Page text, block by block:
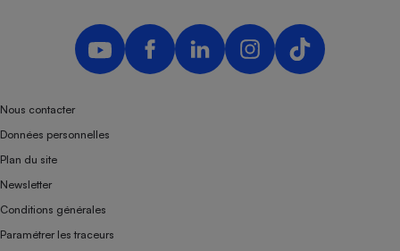
Nous contacter
Données personnelles
Plan du site
Newsletter
Conditions générales
Paramétrer les traceurs